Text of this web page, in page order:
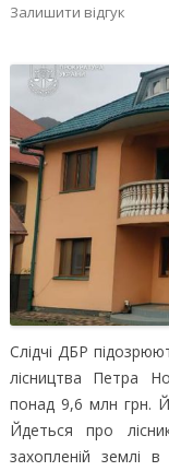
Залишити відгук
Слідчі ДБР
лісництва Петра
понад 9,6 млн грн.
Йдеться про
захопленій землі